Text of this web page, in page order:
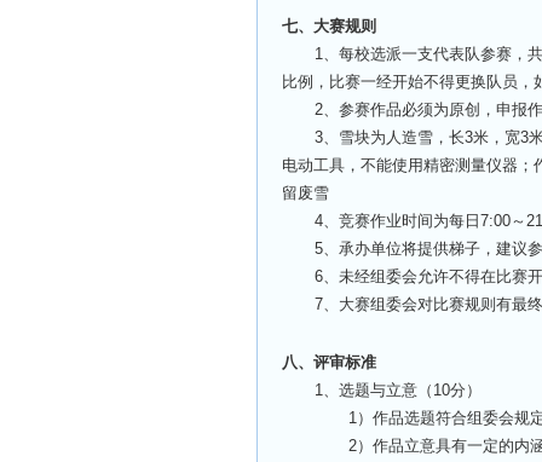
七、大赛规则
1、每校选派一支代表队参赛，
比例，比赛一经开始不得更换队员
2、参赛作品必须为原创，申报
3、雪块为人造雪，长3米，宽3
电动工具，不能使用精密测量仪器
留废雪
4、竞赛作业时间为每日7:00～
5、承办单位将提供梯子，建议
6、未经组委会允许不得在比赛
7、大赛组委会对比赛规则有最
八、评审标准
1、选题与立意（10分）
1）作品选题符合组委会规
2）作品立意具有一定的内